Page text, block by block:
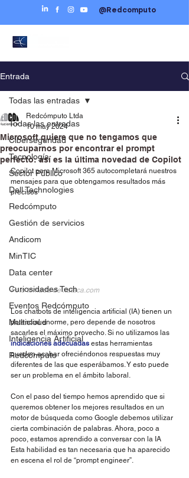
@Redcomputo
Entrada
Todas las entradas
Ciberseguridad
Tecnología
Sector Público
Dell Technologies
Redcómputo
Gestión de servicios
Andicom
MinTIC
Data center
Curiosidades Tech
Eventos Redcómputo
Multicloud
Inteligencia Artificial
Redcómputo
Todas las entradas
Microsoft quiere que no tengamos que
preocuparnos por encontrar el prompt
perfecto: así es la última novedad de Copilot
Redcómputo Ltda
10 may 2024
Copilot para Microsoft 365 autocompletará nuestros
mensajes para que obtengamos resultados más
precisos
Foto tomada de xataca.com
Los chatbots de inteligencia artificial (IA) tienen un
potencial enorme, pero depende de nosotros
sacarles el máximo provecho. Si no utilizamos las
indicaciones adecuadas estas herramientas
pueden acabar ofreciéndonos respuestas muy
diferentes de las que esperábamos. Y esto puede
ser un problema en el ámbito laboral.
Con el paso del tiempo hemos aprendido que si
queremos obtener los mejores resultados en un
motor de búsqueda como Google debemos utilizar
cierta combinación de palabras. Ahora, poco a
poco, estamos aprendido a conversar con la IA
Esta habilidad es tan necesaria que ha aparecido
en escena el rol de “prompt engineer”.